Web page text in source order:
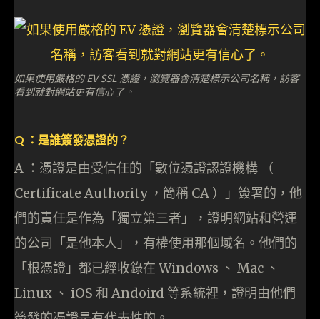
如果使用嚴格的 EV SSL 憑證，瀏覽器會清楚標示公司名稱，訪客
看到就對網站更有信心了。
Q ：是誰簽發憑證的？
A ：憑證是由受信任的「數位憑證認證機構 （
Certificate Authority ，簡稱 CA ）」簽署的，他
們的責任是作為「獨立第三者」，證明網站和營運
的公司「是他本人」，有權使用那個域名。他們的
「根憑證」都已經收錄在 Windows 、 Mac 、
Linux 、 iOS 和 Andoird 等系統裡，證明由他們